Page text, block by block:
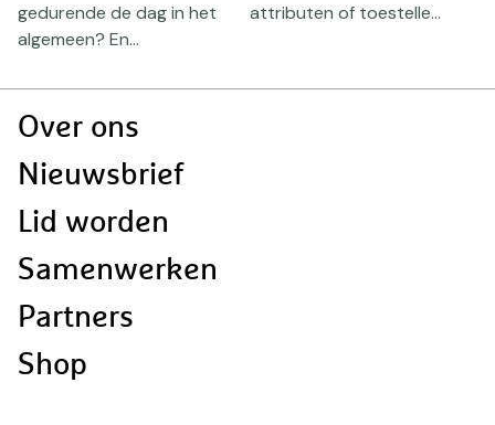
gedurende de dag in het
algemeen? En...
attributen of toestelle...
Doormat
Over ons
Nieuwsbrief
Lid worden
Samenwerken
Partners
Shop